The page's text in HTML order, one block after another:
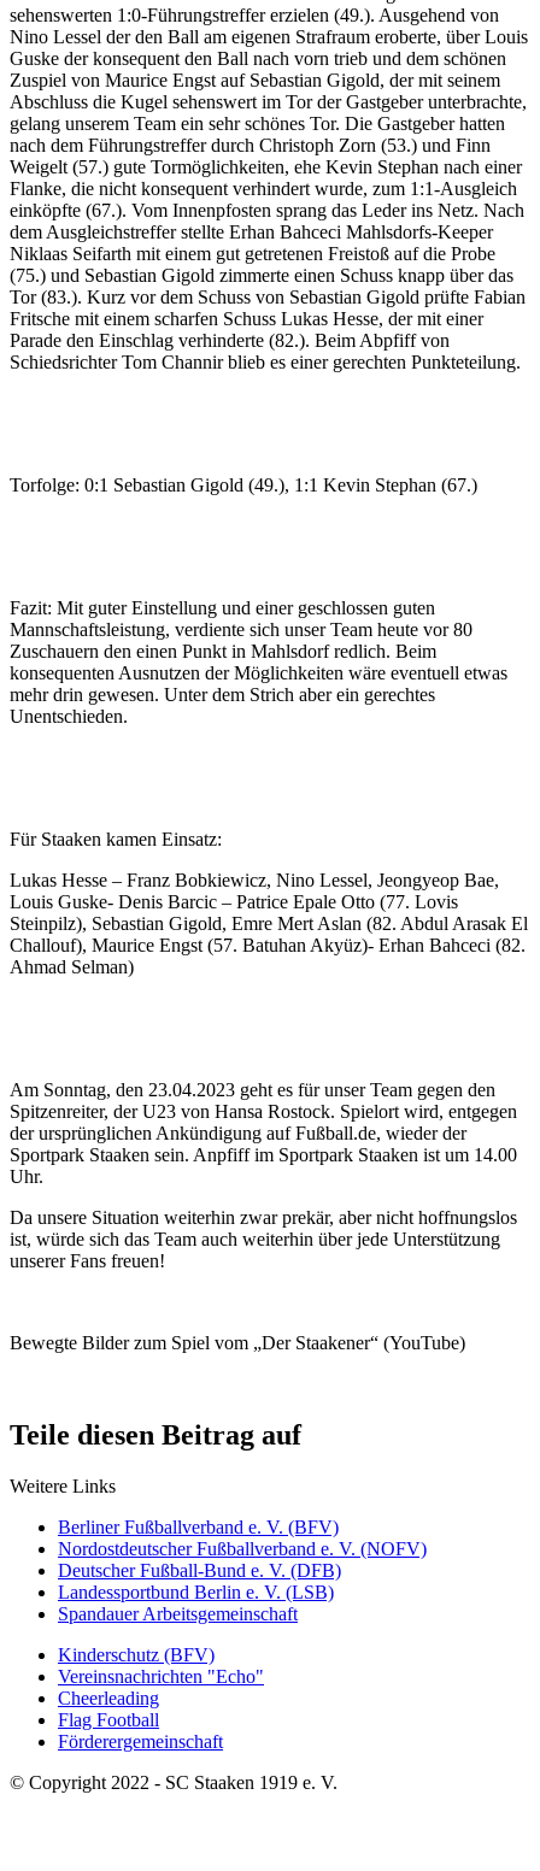
sehenswerten 1:0-Führungstreffer erzielen (49.). Ausgehend von
Nino Lessel der den Ball am eigenen Strafraum eroberte, über Louis
Guske der konsequent den Ball nach vorn trieb und dem schönen
Zuspiel von Maurice Engst auf Sebastian Gigold, der mit seinem
Abschluss die Kugel sehenswert im Tor der Gastgeber unterbrachte,
gelang unserem Team ein sehr schönes Tor. Die Gastgeber hatten
nach dem Führungstreffer durch Christoph Zorn (53.) und Finn
Weigelt (57.) gute Tormöglichkeiten, ehe Kevin Stephan nach einer
Flanke, die nicht konsequent verhindert wurde, zum 1:1-Ausgleich
einköpfte (67.). Vom Innenpfosten sprang das Leder ins Netz. Nach
dem Ausgleichstreffer stellte Erhan Bahceci Mahlsdorfs-Keeper
Niklaas Seifarth mit einem gut getretenen Freistoß auf die Probe
(75.) und Sebastian Gigold zimmerte einen Schuss knapp über das
Tor (83.). Kurz vor dem Schuss von Sebastian Gigold prüfte Fabian
Fritsche mit einem scharfen Schuss Lukas Hesse, der mit einer
Parade den Einschlag verhinderte (82.). Beim Abpfiff von
Schiedsrichter Tom Channir blieb es einer gerechten Punkteteilung.
Torfolge: 0:1 Sebastian Gigold (49.), 1:1 Kevin Stephan (67.)
Fazit: Mit guter Einstellung und einer geschlossen guten
Mannschaftsleistung, verdiente sich unser Team heute vor 80
Zuschauern den einen Punkt in Mahlsdorf redlich. Beim
konsequenten Ausnutzen der Möglichkeiten wäre eventuell etwas
mehr drin gewesen. Unter dem Strich aber ein gerechtes
Unentschieden.
Für Staaken kamen Einsatz:
Lukas Hesse – Franz Bobkiewicz, Nino Lessel, Jeongyeop Bae,
Louis Guske- Denis Barcic – Patrice Epale Otto (77. Lovis
Steinpilz), Sebastian Gigold, Emre Mert Aslan (82. Abdul Arasak El
Challouf), Maurice Engst (57. Batuhan Akyüz)- Erhan Bahceci (82.
Ahmad Selman)
Am Sonntag, den 23.04.2023 geht es für unser Team gegen den
Spitzenreiter, der U23 von Hansa Rostock. Spielort wird, entgegen
der ursprünglichen Ankündigung auf Fußball.de, wieder der
Sportpark Staaken sein. Anpfiff im Sportpark Staaken ist um 14.00
Uhr.
Da unsere Situation weiterhin zwar prekär, aber nicht hoffnungslos
ist, würde sich das Team auch weiterhin über jede Unterstützung
unserer Fans freuen!
Bewegte Bilder zum Spiel vom „Der Staakener“ (YouTube)
Teile diesen Beitrag auf
Weitere Links
Berliner Fußballverband e. V. (BFV)
Nordostdeutscher Fußballverband e. V. (NOFV)
Deutscher Fußball-Bund e. V. (DFB)
Landessportbund Berlin e. V. (LSB)
Spandauer Arbeitsgemeinschaft
Kinderschutz (BFV)
Vereinsnachrichten "Echo"
Cheerleading
Flag Football
Förderergemeinschaft
© Copyright 2022 - SC Staaken 1919 e. V.